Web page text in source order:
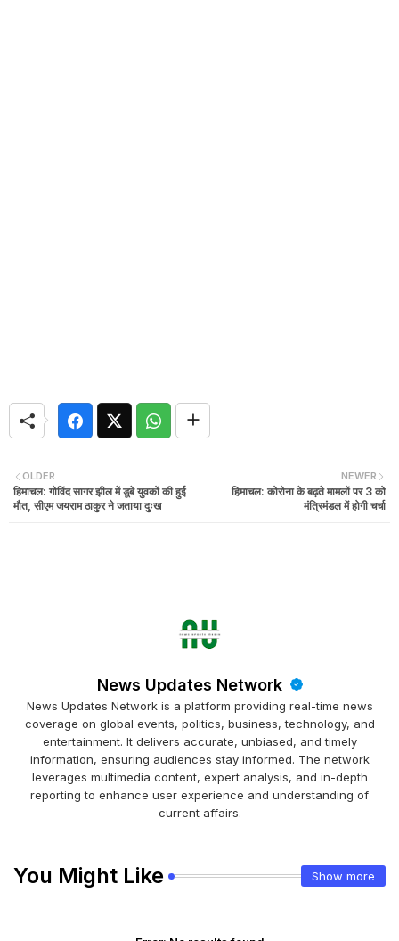
NEWER
हिमाचल: कोरोना के बढ़ते मामलों पर 3 को
मंत्रिमंडल में होगी चर्चा
OLDER
हिमाचल: गोविंद सागर झील में डूबे युवकों की हुई
मौत, सीएम जयराम ठाकुर ने जताया दुःख
News Updates Network
News Updates Network is a platform providing real-time news
coverage on global events, politics, business, technology, and
entertainment. It delivers accurate, unbiased, and timely
information, ensuring audiences stay informed. The network
leverages multimedia content, expert analysis, and in-depth
reporting to enhance user experience and understanding of
current affairs.
You Might Like Show more